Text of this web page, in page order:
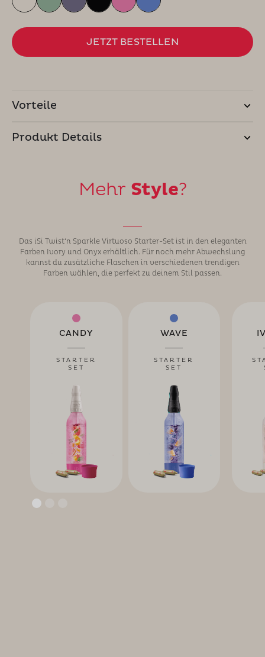
JETZT BESTELLEN
Vorteile
Produkt Details
Mehr Style?
Das iSi Twist‘n Sparkle Virtuoso Starter-Set ist in den eleganten
Farben Ivory und Onyx erhältlich. Für noch mehr Abwechslung
kannst du zusätzliche Flaschen in verschiedenen trendigen
Farben wählen, die perfekt zu deinem Stil passen.
CANDY
STARTER
SET
WAVE
STARTER
SET